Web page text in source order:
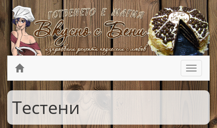
Тестени